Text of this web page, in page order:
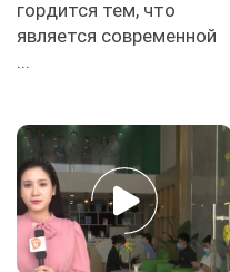
гордится тем, что
является современной
...